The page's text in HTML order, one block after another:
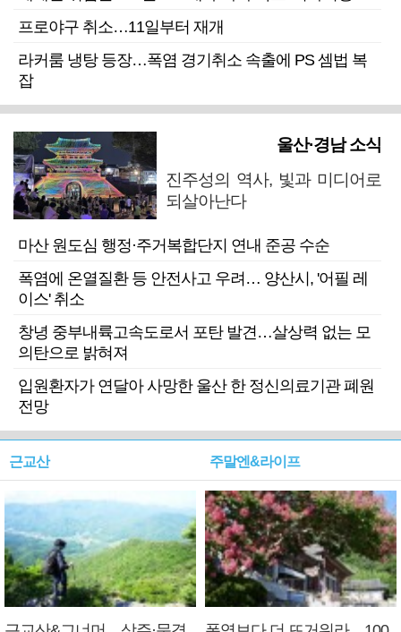
프로야구 취소…11일부터 재개
라커룸 냉탕 등장…폭염 경기취소 속출에 PS 셈법 복
잡
울산·경남 소식
진주성의 역사, 빛과 미디어로
되살아난다
마산 원도심 행정·주거복합단지 연내 준공 수순
폭염에 온열질환 등 안전사고 우려… 양산시, '어필 레
이스' 취소
창녕 중부내륙고속도로서 포탄 발견…살상력 없는 모
의탄으로 밝혀져
입원환자가 연달아 사망한 울산 한 정신의료기관 폐원
전망
근교산 주말엔&라이프